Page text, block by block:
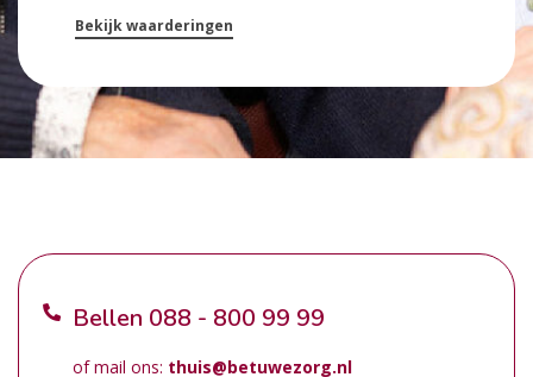
Bekijk waarderingen
Bellen 088 - 800 99 99
of mail ons: thuis@betuwezorg.nl